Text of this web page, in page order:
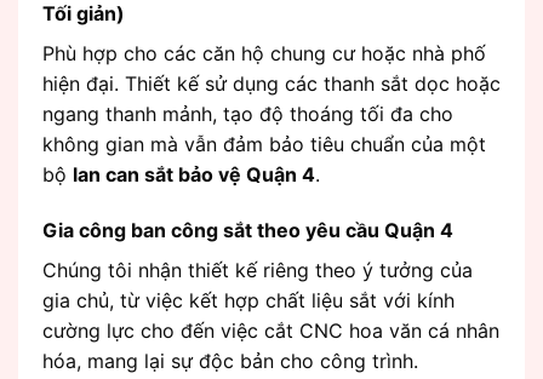
Tối giản)
Phù hợp cho các căn hộ chung cư hoặc nhà phố
hiện đại. Thiết kế sử dụng các thanh sắt dọc hoặc
ngang thanh mảnh, tạo độ thoáng tối đa cho
không gian mà vẫn đảm bảo tiêu chuẩn của một
bộ lan can sắt bảo vệ Quận 4.
Gia công ban công sắt theo yêu cầu Quận 4
Chúng tôi nhận thiết kế riêng theo ý tưởng của
gia chủ, từ việc kết hợp chất liệu sắt với kính
cường lực cho đến việc cắt CNC hoa văn cá nhân
hóa, mang lại sự độc bản cho công trình.